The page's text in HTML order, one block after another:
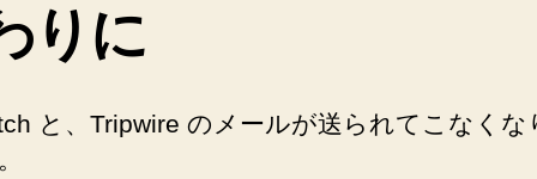
りに
と、Tripwire のメールが送られてこなくな